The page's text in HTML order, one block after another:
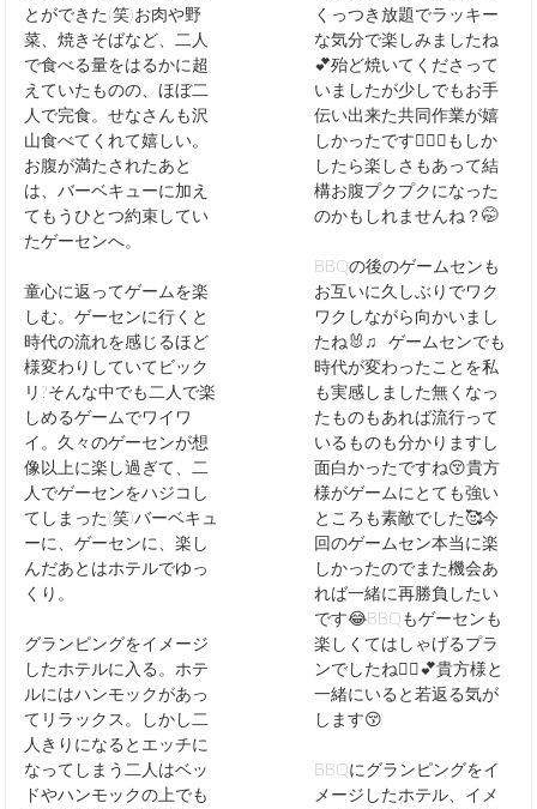
とができた(笑)お肉や野
菜、焼きそばなど、二人
で食べる量をはるかに超
えていたものの、ほぼ二
人で完食。せなさんも沢
山食べてくれて嬉しい。
お腹が満たされたあと
は、バーベキューに加え
てもうひとつ約束してい
たゲーセンへ。
童心に返ってゲームを楽
しむ。ゲーセンに行くと
時代の流れを感じるほど
様変わりしていてビック
リ?そんな中でも二人で楽
しめるゲームでワイワ
イ。久々のゲーセンが想
像以上に楽し過ぎて、二
人でゲーセンをハジコし
てしまった(笑)バーベキュ
ーに、ゲーセンに、楽し
んだあとはホテルでゆっ
くり。
グランピングをイメージ
したホテルに入る。ホテ
ルにはハンモックがあっ
てリラックス。しかし二
人きりになるとエッチに
なってしまう二人はベッ
ドやハンモックの上でも
くっつき放題でラッキー
な気分で楽しみましたね
💕殆ど焼いてくださって
いましたが少しでもお手
伝い出来た共同作業が嬉
しかったです👩‍❤‍👨もしか
したら楽しさもあって結
構お腹プクプクになった
のかもしれませんね？🤭
BBQの後のゲームセンも
お互いに久しぶりでワク
ワクしながら向かいまし
たね🐰♫ ゲームセンでも
時代が変わったことを私
も実感しました無くなっ
たものもあれば流行って
いるものも分かりますし
面白かったですね😚貴方
様がゲームにとても強い
ところも素敵でした🥰今
回のゲームセン本当に楽
しかったのでまた機会あ
れば一緒に再勝負したい
です😂BBQもゲーセンも
楽しくてはしゃげるプラ
ンでしたね🙆‍♀️💕貴方様と
一緒にいると若返る気が
します😚
BBQにグランピングをイ
メージしたホテル、イメ